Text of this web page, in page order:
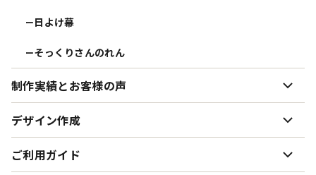
ー日よけ幕
ーそっくりさんのれん
制作実績とお客様の声
ー制作実績とお客様の声
ー お客様インタビュー まるめんさむらい様
デザイン作成
ー デザイン作成について
ご利用ガイド